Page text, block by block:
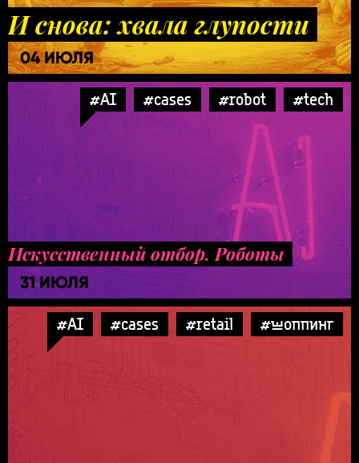
И снова: хвала глупости
04 ИЮЛЯ
#AI #cases #robot #tech
Искусственный отбор. Роботы
31 ИЮЛЯ
#AI #cases #retail #шоппинг